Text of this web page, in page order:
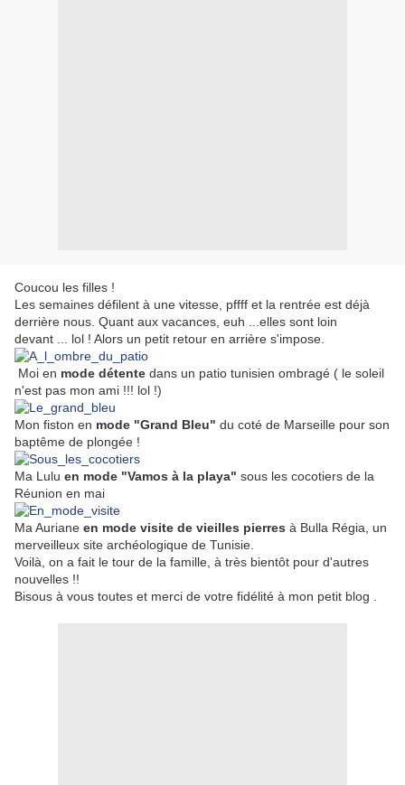
Coucou les filles !
Les semaines défilent à une vitesse, pffff et la rentrée est déjà
derrière nous. Quant aux vacances, euh ...elles sont loin
devant ... lol ! Alors un petit retour en arrière s'impose.
Moi en mode détente dans un patio tunisien ombragé ( le soleil
n'est pas mon ami !!! lol !)
Mon fiston en mode "Grand Bleu" du coté de Marseille pour son
baptême de plongée !
Ma Lulu en mode "Vamos à la playa" sous les cocotiers de la
Réunion en mai
Ma Auriane en mode visite de vieilles pierres à Bulla Régia, un
merveilleux site archéologique de Tunisie.
Voilà, on a fait le tour de la famille, à très bientôt pour d'autres
nouvelles !!
Bisous à vous toutes et merci de votre fidélité à mon petit blog .